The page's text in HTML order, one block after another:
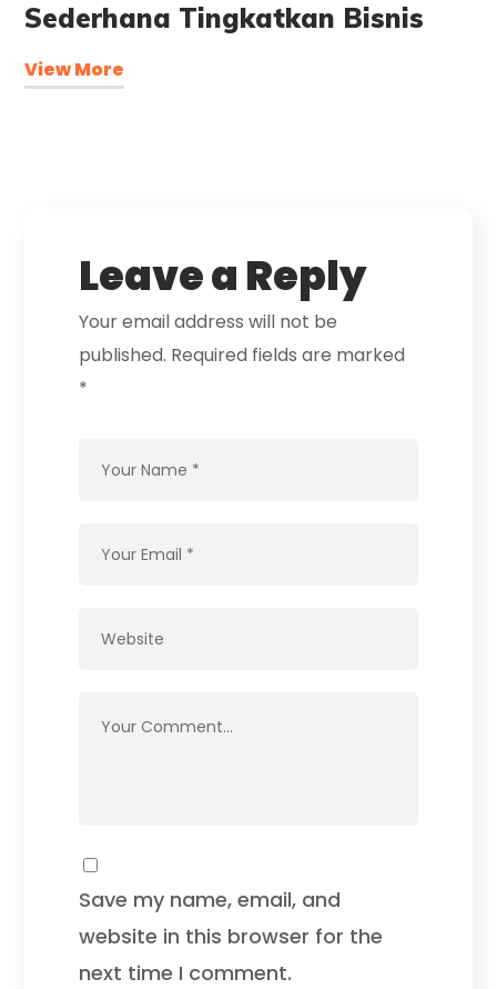
Sederhana Tingkatkan Bisnis
View More
Leave a Reply
Your email address will not be
published. Required fields are marked
*
Save my name, email, and
website in this browser for the
next time I comment.